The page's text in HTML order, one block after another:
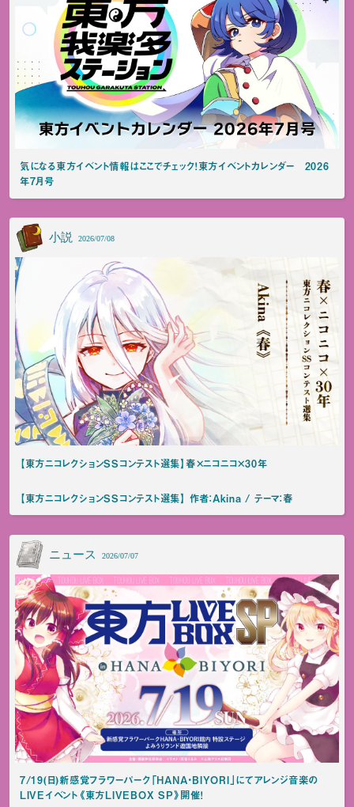
気になる東方イベント情報はここでチェック！東方イベントカレンダー 2026
年7月号
小説 2026/07/08
【東方ニコレクションSSコンテスト選集】春×ニコニコ×30年
【東方ニコレクションSSコンテスト選集】 作者：Akina / テーマ：春
ニュース 2026/07/07
7/19(日)新感覚フラワーパーク「HANA・BIYORI」にてアレンジ音楽の
LIVEイベント《東方LIVEBOX SP》開催！